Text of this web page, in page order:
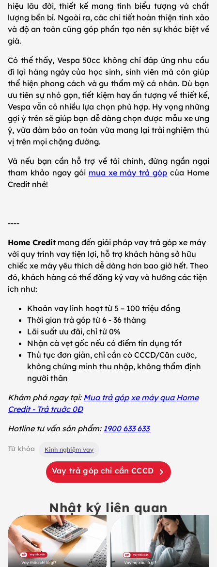
hiệu lâu đời, thiết kế mang tính biểu tượng và chất
lượng bền bỉ. Ngoài ra, các chi tiết hoàn thiện tinh xảo
và độ an toàn cũng góp phần tạo nên sự khác biệt về
giá.
Có thể thấy, Vespa 50cc không chỉ đáp ứng nhu cầu
đi lại hàng ngày của học sinh, sinh viên mà còn giúp
thể hiện phong cách và gu thẩm mỹ cá nhân. Dù bạn
ưu tiên sự nhỏ gọn, tiết kiệm hay ấn tượng về thiết kế,
Vespa vẫn có nhiều lựa chọn phù hợp. Hy vọng những
gợi ý trên sẽ giúp bạn dễ dàng chọn được mẫu xe ưng
ý, vừa đảm bảo an toàn vừa mang lại trải nghiệm thú
vị trên mọi chặng đường.
Và nếu bạn cần hỗ trợ về tài chính, đừng ngần ngại
tham khảo ngay gói mua xe máy trả góp của Home
Credit nhé!
----
Home Credit mang đến giải pháp vay trả góp xe máy
với quy trình vay tiện lợi, hỗ trợ khách hàng sở hữu
chiếc xe máy yêu thích dễ dàng hơn bao giờ hết. Theo
đó, khách hàng có thể đăng ký vay và hưởng các tiện
ích như:
Khoản vay linh hoạt từ 5 – 100 triệu đồng
Thời gian trả góp từ 6 - 36 tháng
Lãi suất ưu đãi, chỉ từ 0%
Nhận cà vẹt gốc nếu có điểm tín dụng tốt
Thủ tục đơn giản, chỉ cần có CCCD/Căn cước,
không chứng minh thu nhập, không thẩm định
người thân
Khám phá ngay tại: Mua trả góp xe máy qua Home
Credit - Trả truớc 0Đ
Hotline tư vấn sản phẩm: 1900 633 633
Từ khóa Kinh nghiệm vay
Vay trả góp chỉ cần CCCD
Nhật ký liên quan